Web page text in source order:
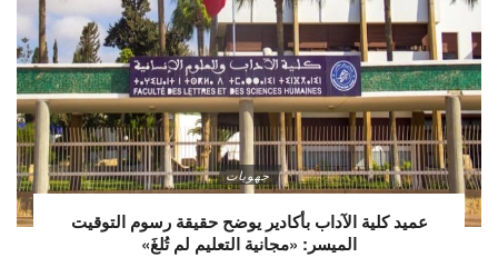
جهويات
عميد كلية الآداب بأكادير يوضح حقيقة رسوم التوقيت
الميسر: «مجانية التعليم لم تُلغَ»